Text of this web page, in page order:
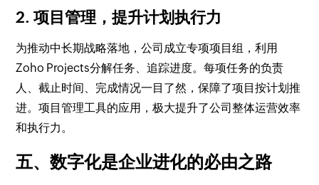
2. 项目管理，提升计划执行力
为推动中长期战略落地，公司成立专项项目组，利用
Zoho Projects分解任务、追踪进度。每项任务的负责
人、截止时间、完成情况一目了然，保障了项目按计划推
进。项目管理工具的应用，极大提升了公司整体运营效率
和执行力。
五、数字化是企业进化的必由之路